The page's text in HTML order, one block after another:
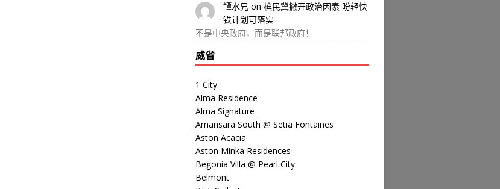
譚水兄 on 槟民冀撇开政治因素 盼轻快
铁计划可落实
不是中央政府，而是联邦政府！
威省
1 City
Alma Residence
Alma Signature
Amansara South @ Setia Fontaines
Aston Acacia
Aston Minka Residences
Begonia Villa @ Pearl City
Belmont